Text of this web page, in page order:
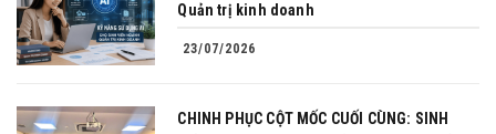
Quản trị kinh doanh
23/07/2026
CHINH PHỤC CỘT MỐC CUỐI CÙNG: SINH